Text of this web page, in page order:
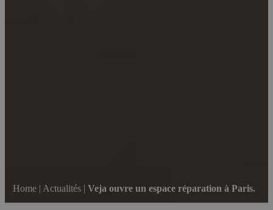
Home | Actualités |Veja ouvre un espace réparation à Paris.